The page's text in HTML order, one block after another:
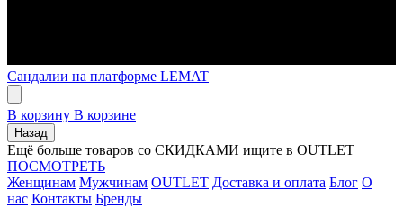
Сандалии на платформе LEMAT
В корзину В корзине
Назад
Ещё больше товаров со СКИДКАМИ ищите в OUTLET
ПОСМОТРЕТЬ
Женщинам Мужчинам OUTLET Доставка и оплата Блог О
нас Контакты Бренды